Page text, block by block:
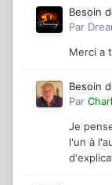
Besoin
Par
Merci a
Besoin
Par
Je
l'un à